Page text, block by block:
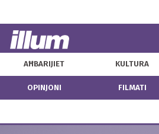
AĦBARIJIET KULTURA
OPINJONI FILMATI